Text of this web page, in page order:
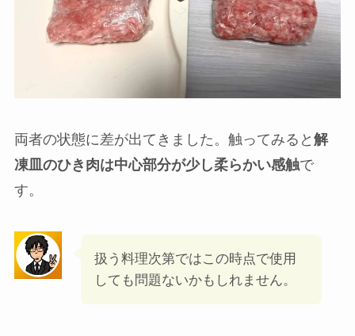
です。
解凍時間40分経過